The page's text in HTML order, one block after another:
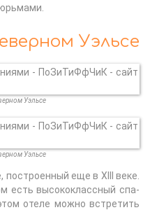
Уэльсе
Уэльсе
Уэльсе
еще в XIII веке.
есть высококлассный спа-
отеле можно встретить